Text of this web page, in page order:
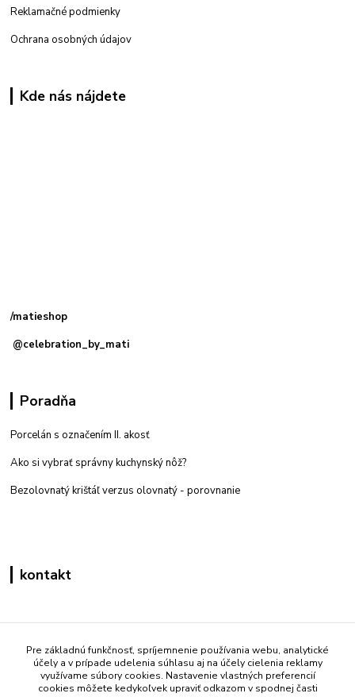
Reklamačné podmienky
Ochrana osobných údajov
Kde nás nájdete
/matieshop
@celebration_by_mati
Poradňa
Porcelán s označením II. akosť
Ako si vybrať správny kuchynský nôž?
Bezolovnatý krištáľ verzus olovnatý - porovnanie
kontakt
+421 908 861 051
(Po - Pia 7:30-15:30)
Pre základnú funkčnosť, spríjemnenie používania webu, analytické
účely a v prípade udelenia súhlasu aj na účely cielenia reklamy
využívame súbory cookies. Nastavenie vlastných preferencií
cookies môžete kedykoľvek upraviť odkazom v spodnej časti